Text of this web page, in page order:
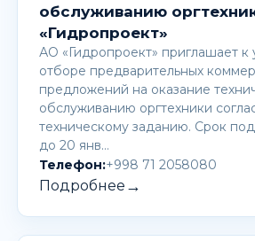
обслуживанию
«Гидропроект»
АО «Гидропроект» приглашает к
отборе предварительных
предложений на оказание
обслуживанию оргтехники
техническому заданию. Срок
до 20 янв…
Телефон:+998 71 2058080
Подробнее →